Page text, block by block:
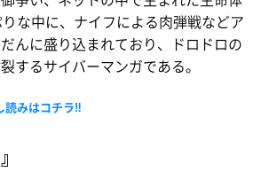
な中に、ナイフによる肉弾戦などア
んに盛り込まれており、ドロドロの
するサイバーマンガである。
読みはコチラ‼